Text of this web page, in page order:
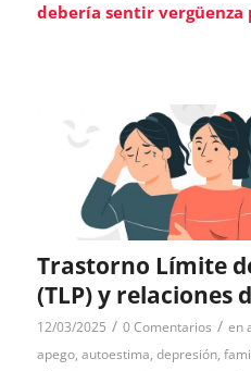
debería sentir vergüenza
Trastorno Límite
(TLP) y relaciones
12/03/2025 / 0 Comentarios / en
apego, autoestima, depresión,